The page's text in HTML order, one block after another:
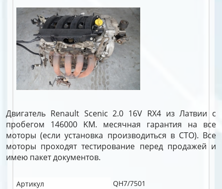
Двигатель Renault Scenic 2.0 16V RX4 из Латвии с
пробегом 146000 KM. месячная гарантия на все
моторы (если установка производиться в СТО). Все
моторы проходят тестирование перед продажей и
имею пакет документов.
Артикул
QH7/7501